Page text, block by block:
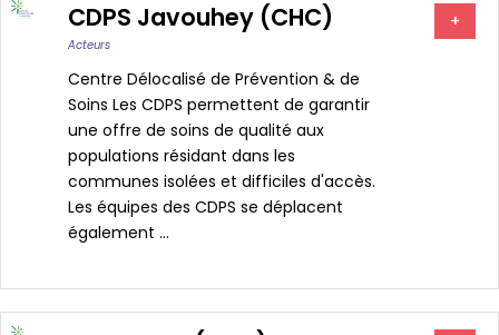
CDPS Javouhey (CHC)
Acteurs
Centre Délocalisé de Prévention & de
Soins Les CDPS permettent de garantir
une offre de soins de qualité aux
populations résidant dans les
communes isolées et difficiles d'accès.
Les équipes des CDPS se déplacent
également ...
+